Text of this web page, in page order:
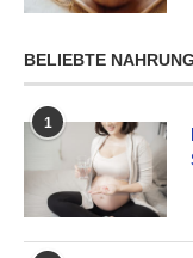
BELIEBTE
1